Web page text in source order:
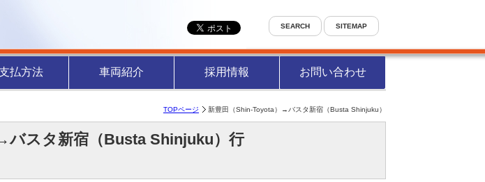
払方法 車両紹介 採用情報 お問い合わせ
SEARCH SITEMAP
TOPページ 新豊田（Shin-Toyota）→バスタ新宿（Busta Shinjuku）
バスタ新宿（Busta Shinjuku）行